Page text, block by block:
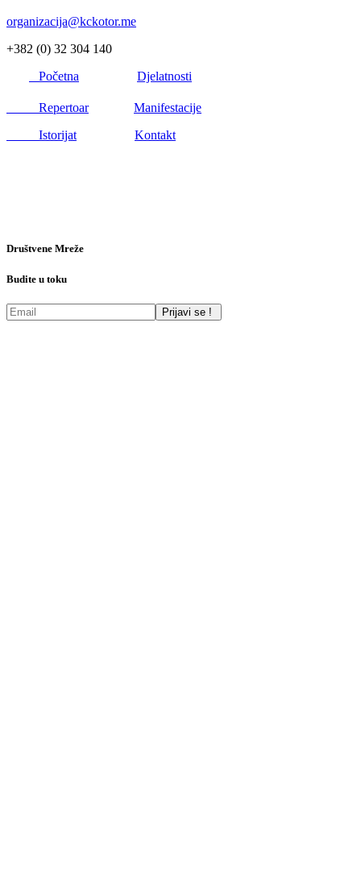
organizacija@kckotor.me
+382 (0) 32 304 140
Početna
Djelatnosti
Repertoar
Manifestacije
Istorijat
Kontakt
Društvene Mreže
Budite u toku